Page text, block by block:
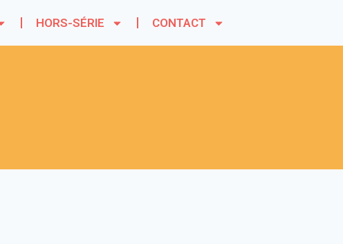
HORS-SÉRIE CONTACT